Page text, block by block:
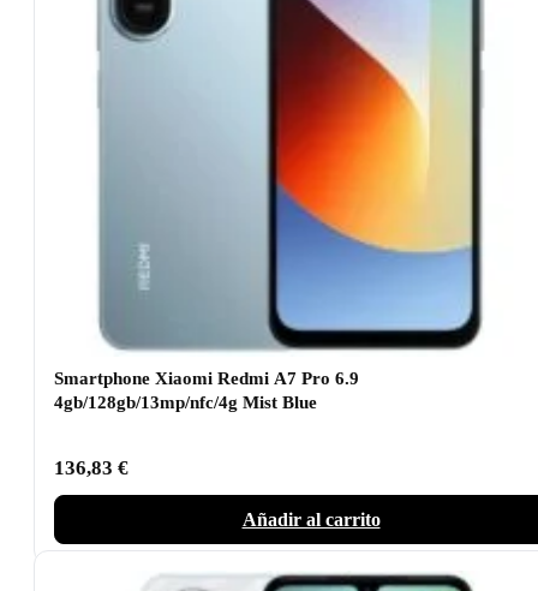
Smartphone Xiaomi Redmi A7 Pro 6.9
4gb/128gb/13mp/nfc/4g Mist Blue
136,83 €
Añadir al carrito